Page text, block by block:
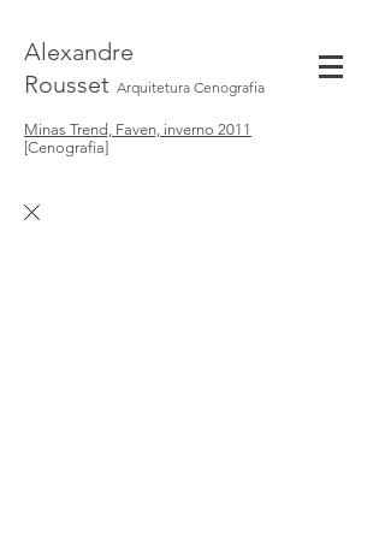
Alexandre
Rousset Arquitetura Cenografia
Minas Trend, Faven, inverno 2011
[Cenografia]